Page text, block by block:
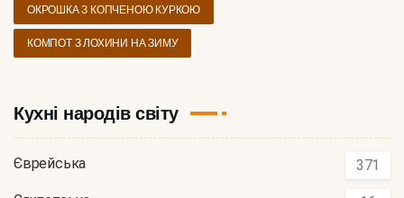
ОКРОШКА З КОПЧЕНОЮ КУРКОЮ
КОМПОТ З ЛОХИНИ НА ЗИМУ
Кухні народів світу
Єврейська 371